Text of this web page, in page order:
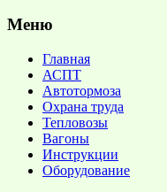
Меню
Главная
АСПТ
Автотормоза
Охрана труда
Тепловозы
Вагоны
Инструкции
Оборудование